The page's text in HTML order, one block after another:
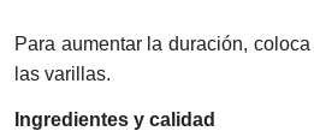
Para aumentar la duración,
las varillas.
Ingredientes y calidad